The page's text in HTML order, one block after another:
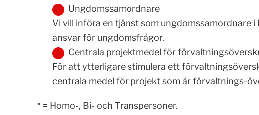
Ungdomssamordnare
Vi vill införa en tjänst som ungdomssamordnare
ansvar för ungdomsfrågor.
Centrala projektmedel för
För att ytterligare stimulera ett
centrala medel för projekt som är förvaltnings-
* = Homo-, Bi- och Transpersoner.